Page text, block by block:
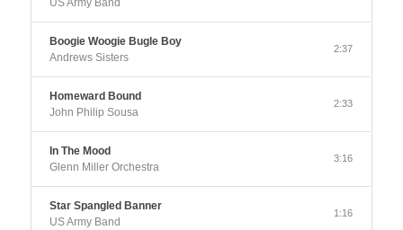
US Army Band
Boogie Woogie Bugle Boy
Andrews Sisters
2:37
Homeward Bound
John Philip Sousa
2:33
In The Mood
Glenn Miller Orchestra
3:16
Star Spangled Banner
US Army Band
1:16